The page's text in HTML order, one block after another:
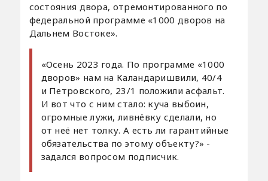
состояния двора, отремонтированного по
федеральной программе «1000 дворов на
Дальнем Востоке».
«Осень 2023 года. По программе «1000
дворов» нам на Каландаришвили, 40/4
и Петровского, 23/1 положили асфальт.
И вот что с ним стало: куча выбоин,
огромные лужи, ливнёвку сделали, но
от неё нет толку. А есть ли гарантийные
обязательства по этому объекту?» -
задался вопросом подписчик.